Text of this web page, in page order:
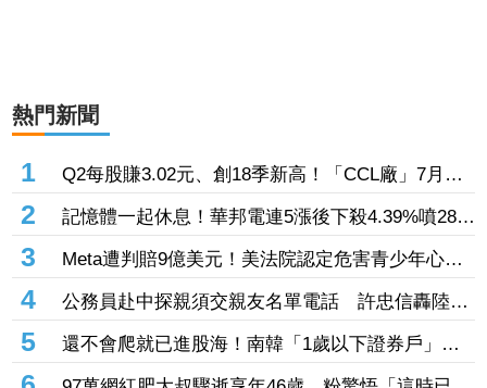
熱門新聞
1
Q2每股賺3.02元、創18季新高！「CCL廠」7月營
收創近4年高 AI伺服器助攻下半年成長
2
記憶體一起休息！華邦電連5漲後下殺4.39%噴286
億元 「這檔」累漲40%後也走弱炸315億元
3
Meta遭判賠9億美元！美法院認定危害青少年心理
健康 要求5年內調整未成年用戶機制
4
公務員赴中探親須交親友名單電話 許忠信轟陸委